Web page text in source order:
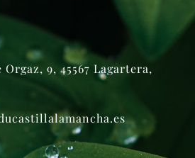
9, 45567 Lagartera,